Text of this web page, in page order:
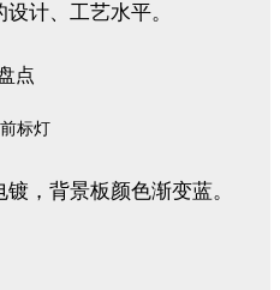
计、工艺水平。
标灯
，背景板颜色渐变蓝。